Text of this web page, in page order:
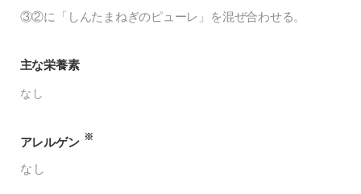
③②に「しんたまねぎのピューレ」を混ぜ合わせる。
主な栄養素
なし
アレルゲン ※
なし